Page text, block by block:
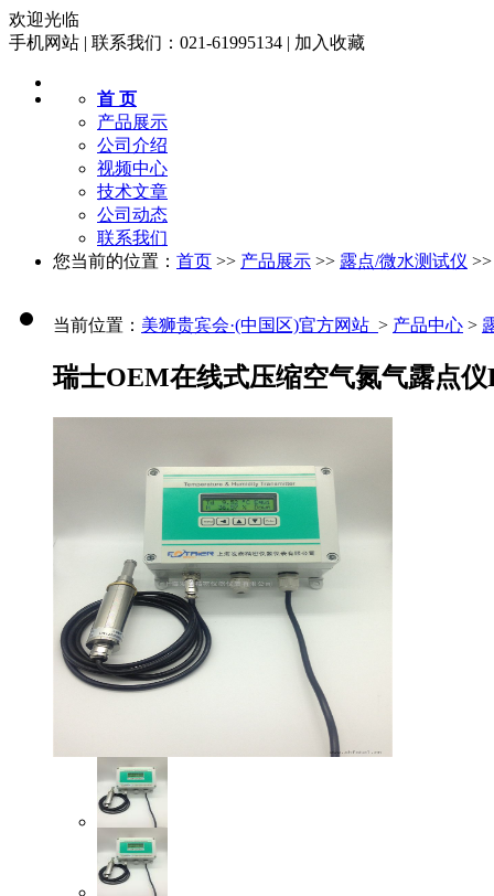
欢迎光临
手机网站 | 联系我们：021-61995134 | 加入收藏
首 页
产品展示
公司介绍
视频中心
技术文章
公司动态
联系我们
您当前的位置： 首页 >> 产品展示 >> 露点/微水测试仪
当前位置： 美狮贵宾会·(中国区)官方网站  > 产品中心 >
瑞士OEM在线式压缩空气氮气露点仪